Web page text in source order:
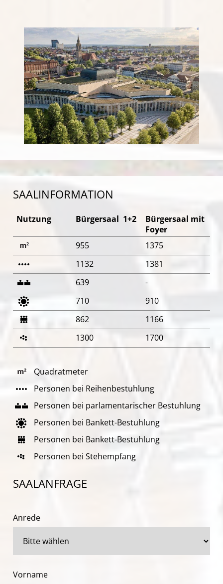
SAALINFORMATION
Nutzung Bürgersaal 1+2
Bürgersaal mit
Foyer
955
1375
1132
1381
639
-
710
910
862
1166
1300
1700
Quadratmeter
Personen bei Reihenbestuhlung
Personen bei parlamentarischer Bestuhlung
Personen bei Bankett-Bestuhlung
Personen bei Bankett-Bestuhlung
Personen bei Stehempfang
SAALANFRAGE
Anrede
Vorname